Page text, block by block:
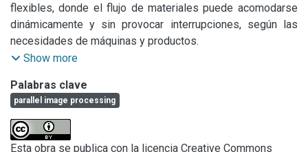
flexibles, donde el flujo de materiales puede acomodarse
dinámicamente y sin provocar interrupciones, según las
necesidades de máquinas y productos.
Este articulo presenta un enfoque al problema de la
ámbito conocido, desde el punto de vista de la aplicación
de técnicas de Computer Graphics. Este enfoque, en
contraposición al habitualmente empleado de técnicas
geométricas, posibilita la obtención de resultados con
Show more
Palabras clave
parallel image processing
Esta obra se publica con la licencia Creative Commons